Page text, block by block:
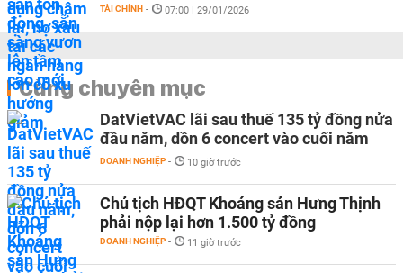
TÀI CHÍNH - 07:00 | 29/01/2026
Cùng chuyên mục
DatVietVAC lãi sau thuế 135 tỷ đồng nửa
đầu năm, dồn 6 concert vào cuối năm
DOANH NGHIỆP - 10 giờ trước
Chủ tịch HĐQT Khoáng sản Hưng Thịnh
phải nộp lại hơn 1.500 tỷ đồng
DOANH NGHIỆP - 11 giờ trước